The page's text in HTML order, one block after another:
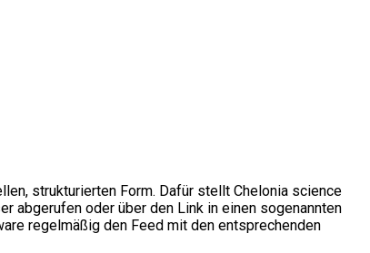
strukturierten Form. Dafür stellt Chelonia science
abgerufen oder über den Link in einen sogenannten
regelmäßig den Feed mit den entsprechenden